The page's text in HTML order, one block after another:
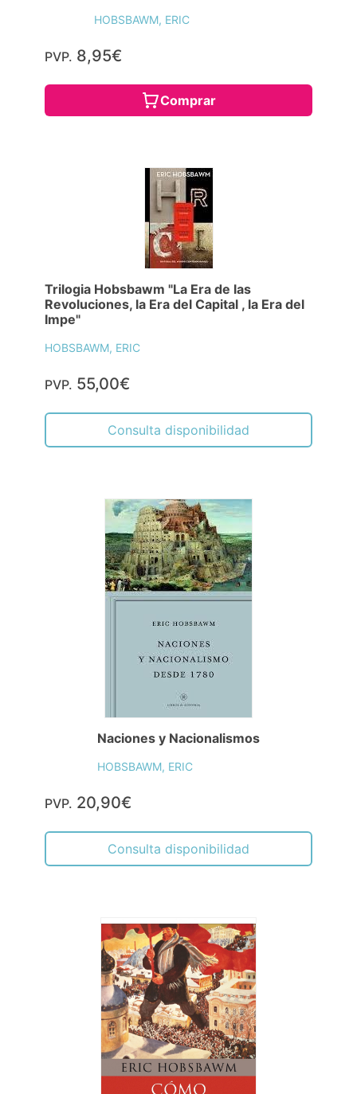
HOBSBAWM, ERIC
PVP. 8,95€
Comprar
Trilogia Hobsbawm "La Era de las
Revoluciones, la Era del Capital , la Era del
Impe"
HOBSBAWM, ERIC
PVP. 55,00€
Consulta disponibilidad
Naciones y Nacionalismos
HOBSBAWM, ERIC
PVP. 20,90€
Consulta disponibilidad